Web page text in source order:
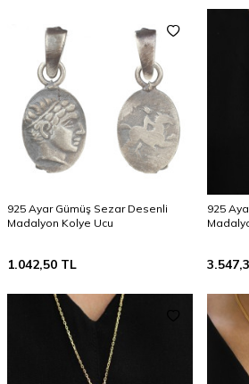
925 Ayar Gümüş Sezar Desenli
Madalyon Kolye Ucu
1.042,50 TL
925